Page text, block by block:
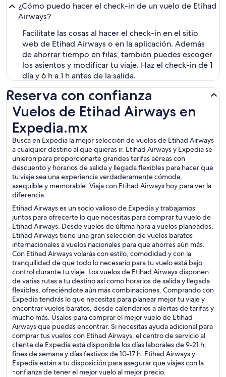
¿Cómo puedo hacer el check-in de un vuelo de Etihad
Airways?
Facilítate las cosas al hacer el check-in en el sitio
web de Etihad Airways o en la aplicación. Además
de ahorrar tiempo en filas, también puedes escoger
los asientos y modificar tu viaje. Haz el check-in de 1
día y 6 h a 1 h antes de la salida.
Reserva con confianza
Vuelos de Etihad Airways en
Expedia.mx
Busca en Expedia la mejor selección de vuelos de Etihad Airways
a cualquier destino al que quieras ir. Etihad Airways y Expedia se
unieron para proporcionarte grandes tarifas aéreas con
descuento y horarios de salida y llegada flexibles para hacer que
tu viaje sea una experiencia verdaderamente cómoda,
asequible y memorable. Viaja con Etihad Airways hoy para ver la
diferencia.
Etihad Airways es un socio valioso de Expedia y trabajamos
juntos para ofrecerte lo que necesitas para comprar tu vuelo de
Etihad Airways. Desde vuelos de última hora a vuelos planeados,
Etihad Airways tiene una gran selección de vuelos baratos
internacionales a vuelos nacionales para que ahorres aún más.
Con Etihad Airways volarás con estilo, comodidad y con la
tranquilidad de que todo lo necesario para tu vuelo está bajo
control durante tu viaje. Los vuelos de Etihad Airways disponen
de varias rutas a tu destino así como horarios de salida y llegada
flexibles, ofreciéndote aún más combinaciones. Comprando con
Expedia tendrás lo que necesitas para planear mejor tu viaje y
encontrar vuelos baratos, desde calendarios a alertas de tarifas y
mucho más. Úsalos para comprar el mejor vuelo de Etihad
Airways que puedas encontrar. Si necesitas ayuda adicional para
comprar tus vuelos con Etihad Airways, el centro de servicio al
cliente de Expedia está disponible los días laborales de 9-21 h;
fines de semana y días festivos de 10-17 h. Etihad Airways y
Expedia están a tu disposición para asegurar que viajes con la
confianza de tener el mejor vuelo al mejor precio.
Vuelos de Etihad Airways en Expedia.mx